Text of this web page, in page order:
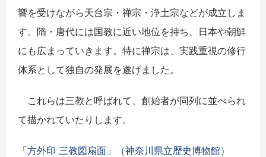
響を受けながら天台宗・禅宗・浄土宗などが成立しま
す。隋・唐代には国教に近い地位を持ち、日本や朝鮮
にも広まっていきます。特に禅宗は、実践重視の修行
体系として独自の発展を遂げました。
これらは三教と呼ばれて、創始者が同列に並べられ
て描かれていたりします。
「方外印 三教図扇面」（神奈川県立歴史博物館）